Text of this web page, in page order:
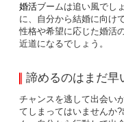
婚活ブームは追い風でし
に、自分から結婚に向け
性格や希望に応じた婚活
近道になるでしょう。
諦めるのはまだ早
チャンスを逃して出会い
てしまってはいませんか